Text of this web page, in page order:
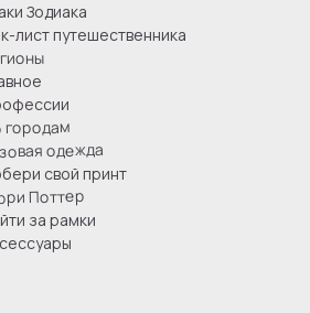
Зодиака
лист путешественника
городам
одежда
свой принт
Поттер
за рамки